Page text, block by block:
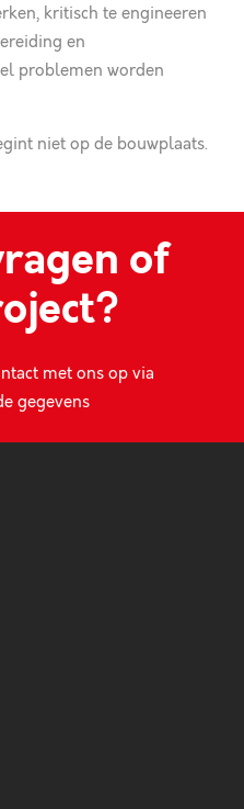
kritisch te engineeren
en
problemen worden
niet op de bouwplaats.
of
met ons op via
gegevens